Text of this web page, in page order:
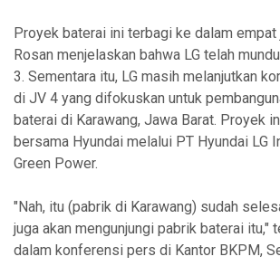
Proyek baterai ini terbagi ke dalam
Rosan menjelaskan bahwa LG telah
3. Sementara itu, LG masih melanjutkan
di JV 4 yang difokuskan untuk
baterai di Karawang, Jawa Barat. Proyek
bersama Hyundai melalui PT Hyundai LG
Green Power.
"Nah, itu (pabrik di Karawang) sudah
juga akan mengunjungi pabrik baterai itu,"
dalam konferensi pers di Kantor BKPM,